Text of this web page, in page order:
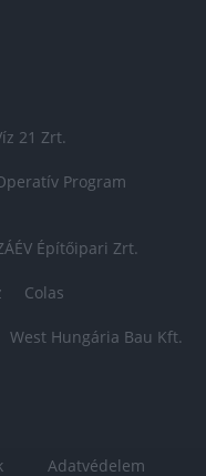
21 Zrt.
Program
Építőipari Zrt.
Colas
West Hungária Bau Kft.
Adatvédelem